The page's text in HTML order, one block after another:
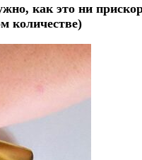
как это ни
количестве)